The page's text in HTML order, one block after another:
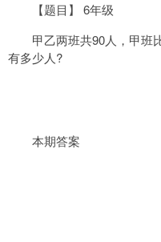
【题目】 6年级
甲乙两班共90人，甲班
有多少人?
本期答案